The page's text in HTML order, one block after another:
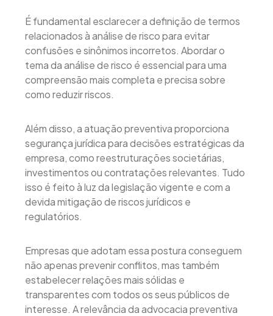
É fundamental esclarecer a definição de termos
relacionados à análise de risco para evitar
confusões e sinônimos incorretos. Abordar o
tema da análise de risco é essencial para uma
compreensão mais completa e precisa sobre
como reduzir riscos.
Além disso, a atuação preventiva proporciona
segurança jurídica para decisões estratégicas da
empresa, como reestruturações societárias,
investimentos ou contratações relevantes. Tudo
isso é feito à luz da legislação vigente e com a
devida mitigação de riscos jurídicos e
regulatórios.
Empresas que adotam essa postura conseguem
não apenas prevenir conflitos, mas também
estabelecer relações mais sólidas e
transparentes com todos os seus públicos de
interesse. A relevância da advocacia preventiva